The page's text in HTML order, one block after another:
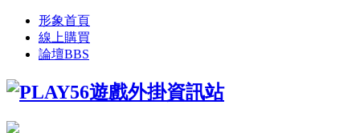
形象首頁
線上購買
論壇BBS